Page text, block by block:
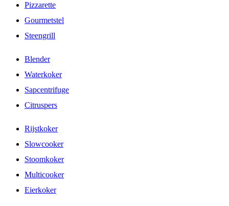
Pizzarette
Gourmetstel
Steengrill
Blender
Waterkoker
Sapcentrifuge
Citruspers
Rijstkoker
Slowcooker
Stoomkoker
Multicooker
Eierkoker